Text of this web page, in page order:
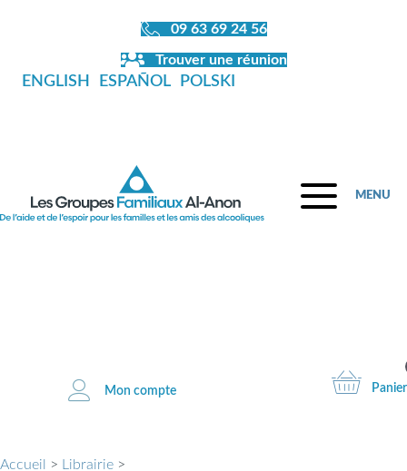
09 63 69 24 56
Trouver une réunion
ENGLISH ESPAÑOL POLSKI
MENU
Mon compte Panier
Accueil > Librairie >